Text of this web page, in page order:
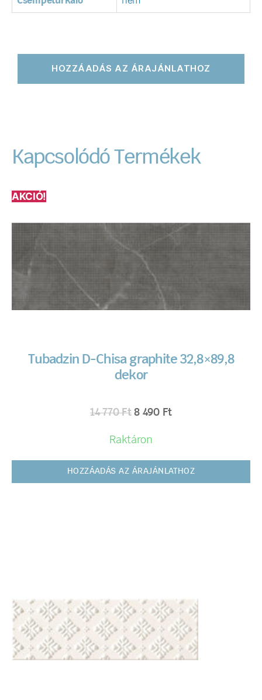
HOZZÁADÁS AZ ÁRAJÁNLATHOZ
Kapcsolódó Termékek
AKCIÓ!
Tubadzin D-Chisa graphite 32,8×89,8
dekor
14 770Ft 8 490 Ft
Raktáron
HOZZÁADÁS AZ ÁRAJÁNLATHOZ